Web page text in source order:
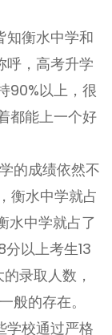
衡水中学和
呼，高考升学
90%以上，很
都能上一个好
的成绩依然不
衡水中学就占
水中学就占了
以上考生13
录取人数，
般的存在。
校通过严格